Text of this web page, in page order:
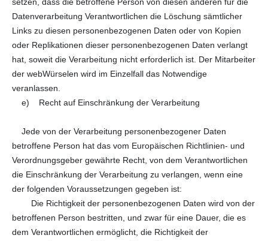
setzen, dass die betroffene Person von diesen anderen für die
Datenverarbeitung Verantwortlichen die Löschung sämtlicher
Links zu diesen personenbezogenen Daten oder von Kopien
oder Replikationen dieser personenbezogenen Daten verlangt
hat, soweit die Verarbeitung nicht erforderlich ist. Der Mitarbeiter
der webWürselen wird im Einzelfall das Notwendige
veranlassen.
e) Recht auf Einschränkung der Verarbeitung
Jede von der Verarbeitung personenbezogener Daten
betroffene Person hat das vom Europäischen Richtlinien- und
Verordnungsgeber gewährte Recht, von dem Verantwortlichen
die Einschränkung der Verarbeitung zu verlangen, wenn eine
der folgenden Voraussetzungen gegeben ist:
Die Richtigkeit der personenbezogenen Daten wird von der
betroffenen Person bestritten, und zwar für eine Dauer, die es
dem Verantwortlichen ermöglicht, die Richtigkeit der